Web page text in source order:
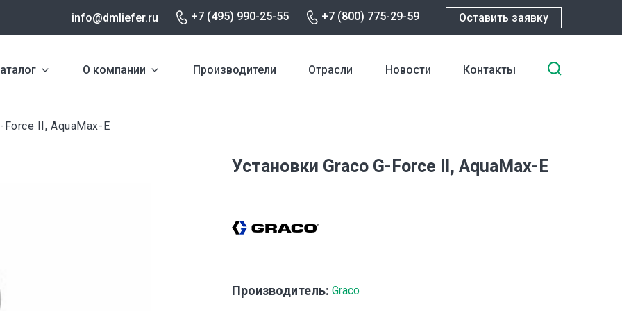
info@dmliefer.ru +7 (495) 990-25-55 +7 (800) 775-29-59 Оставить заявку
О компании Производители Отрасли Новости Контакты
Force II, AquaMax-E
Установки Graco G-Force II, AquaMax-E
Производитель: Graco